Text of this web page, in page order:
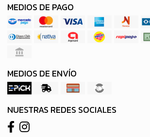
MEDIOS DE PAGO
MEDIOS DE ENVÍO
NUESTRAS REDES SOCIALES